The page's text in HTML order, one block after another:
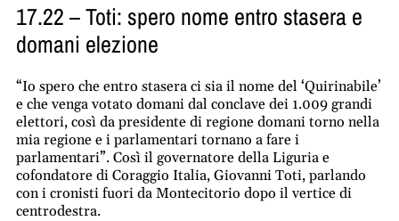
17.22 – Toti: spero nome entro stasera e
domani elezione
“Io spero che entro stasera ci sia il nome del ‘Quirinabile’
e che venga votato domani dal conclave dei 1.009 grandi
elettori, così da presidente di regione domani torno nella
mia regione e i parlamentari tornano a fare i
parlamentari”. Così il governatore della Liguria e
cofondatore di Coraggio Italia, Giovanni Toti, parlando
con i cronisti fuori da Montecitorio dopo il vertice di
centrodestra.